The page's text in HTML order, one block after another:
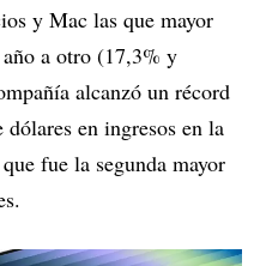
y Mac las que mayor
a otro (17,3% y
alcanzó un récord
en ingresos en la
fue la segunda mayor